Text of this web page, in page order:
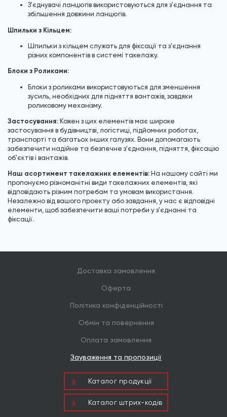
З'єднувачі ланцюгів використовуються для з'єднання та
збільшення довжини ланцюгів.
Шпильки з Кільцем:
Шпильки з кільцем служать для фіксації та з'єднання
різних компонентів в системі такелажу.
Блоки з Роликами:
Блоки з роликами використовуються для зменшення
зусиль, необхідних для підняття вантажів, завдяки
роликовому механізму.
Застосування: Кожен з цих елементів має широке
застосування в будівництві, логістиці, підйомних роботах,
транспорті та багатьох інших галузях. Вони допомагають
забезпечити надійне та безпечне з'єднання, підняття, фіксацію
об'єктів і вантажів.
Наш асортимент такелажних елементів: На нашому сайті ми
пропонуємо різноманітні види такелажних елементів, які
відповідають різним потребам та умовам використання.
Незалежно від вашого проекту або завдання, у нас є відповідні
елементи, щоб забезпечити ваші потреби у з'єднанні та
фіксації.
Доставка замовлення
Оферта
Політика конфіденційності
Обмін та повернення
Оплата замовлення
Зауваження та пропозиції
Каталог продукцiї
Каталог штрих-кодів